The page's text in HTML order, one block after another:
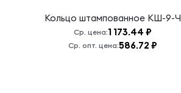
Кольцо штампованное КШ-9-Ч
Ср. цена:1 173.44 ₽
Ср. опт. цена:586.72 ₽